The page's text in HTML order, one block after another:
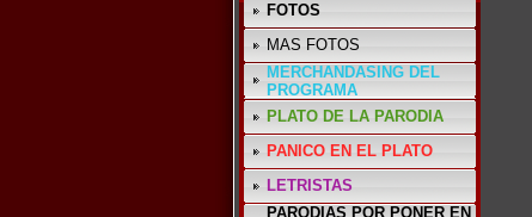
FOTOS
MAS FOTOS
MERCHANDASING DEL
PROGRAMA
PLATO DE LA PARODIA
PANICO EN EL PLATO
LETRISTAS
PARODIAS POR PONER EN